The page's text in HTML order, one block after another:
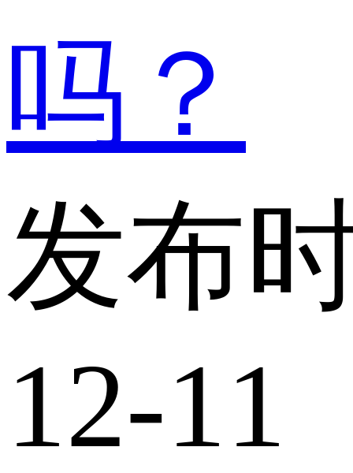
吗？
发布
12-11